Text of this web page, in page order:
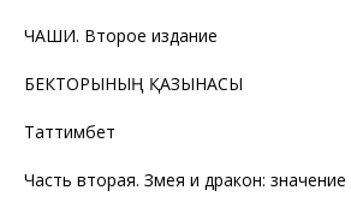
ЧАШИ. Второе издание
БЕКТОРЫНЫҢ ҚАЗЫНАСЫ
Таттимбет
Часть вторая. Змея и дракон: